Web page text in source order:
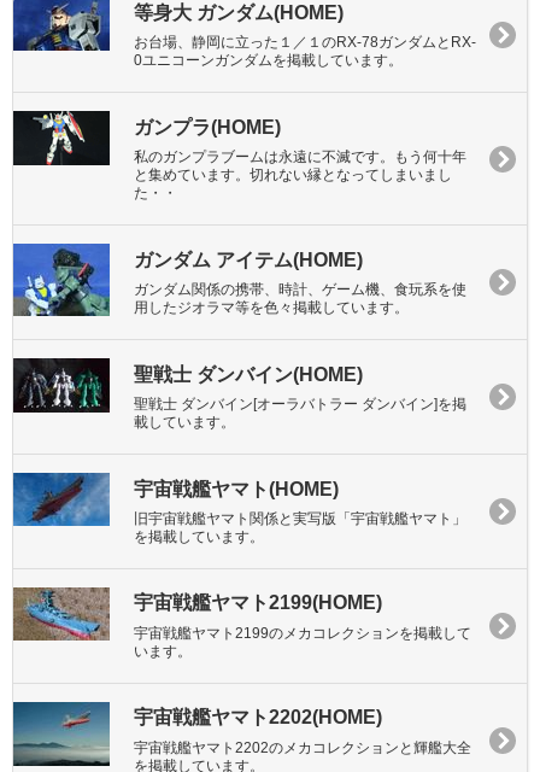
等身大 ガンダム(HOME)
お台場、静岡に立った１／１のRX-78ガンダムとRX-
0ユニコーンガンダムを掲載しています。
ガンプラ(HOME)
私のガンプラブームは永遠に不滅です。もう何十年
と集めています。切れない縁となってしまいまし
た・・
ガンダム アイテム(HOME)
ガンダム関係の携帯、時計、ゲーム機、食玩系を使
用したジオラマ等を色々掲載しています。
聖戦士 ダンバイン(HOME)
聖戦士 ダンバイン[オーラバトラー ダンバイン]を掲
載しています。
宇宙戦艦ヤマト(HOME)
旧宇宙戦艦ヤマト関係と実写版「宇宙戦艦ヤマト」
を掲載しています。
宇宙戦艦ヤマト2199(HOME)
宇宙戦艦ヤマト2199のメカコレクションを掲載して
います。
宇宙戦艦ヤマト2202(HOME)
宇宙戦艦ヤマト2202のメカコレクションと輝艦大全
を掲載しています。